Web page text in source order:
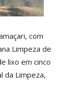
com
Limpeza de
lixo em cinco
da Limpeza,